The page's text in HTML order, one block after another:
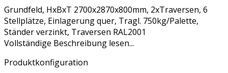
Grundfeld, HxBxT 2700x2870x800mm, 2xTraversen, 6
Stellplätze, Einlagerung quer, Tragl. 750kg/Palette,
Ständer verzinkt, Traversen RAL2001
Vollständige Beschreibung lesen...
Produktkonfiguration